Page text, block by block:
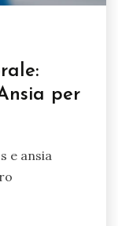
per
e ansia